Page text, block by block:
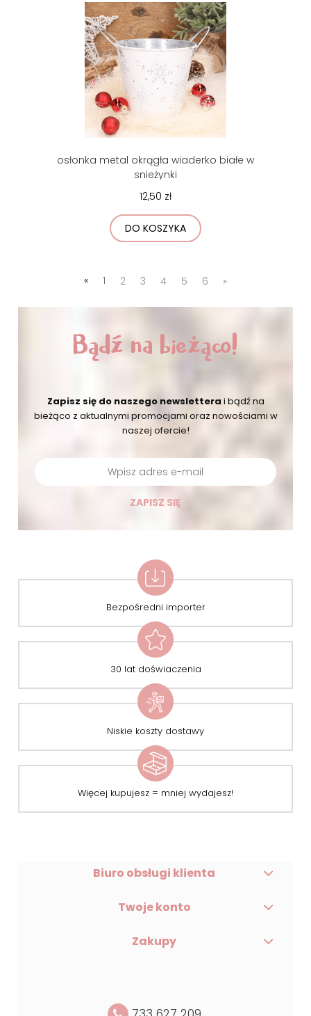
osłonka metal okrągła wiaderko białe w
snieżynki
12,50 zł
DO KOSZYKA
« 1 2 3 4 5 6 »
Bądź na bieżąco!
Zapisz się do naszego newslettera i bądź na
bieżąco z aktualnymi promocjami oraz nowościami w
naszej ofercie!
ZAPISZ SIĘ
Bezpośredni importer
30 lat doświaczenia
Niskie koszty dostawy
Więcej kupujesz = mniej wydajesz!
Biuro obsługi klienta
Twoje konto
Zakupy